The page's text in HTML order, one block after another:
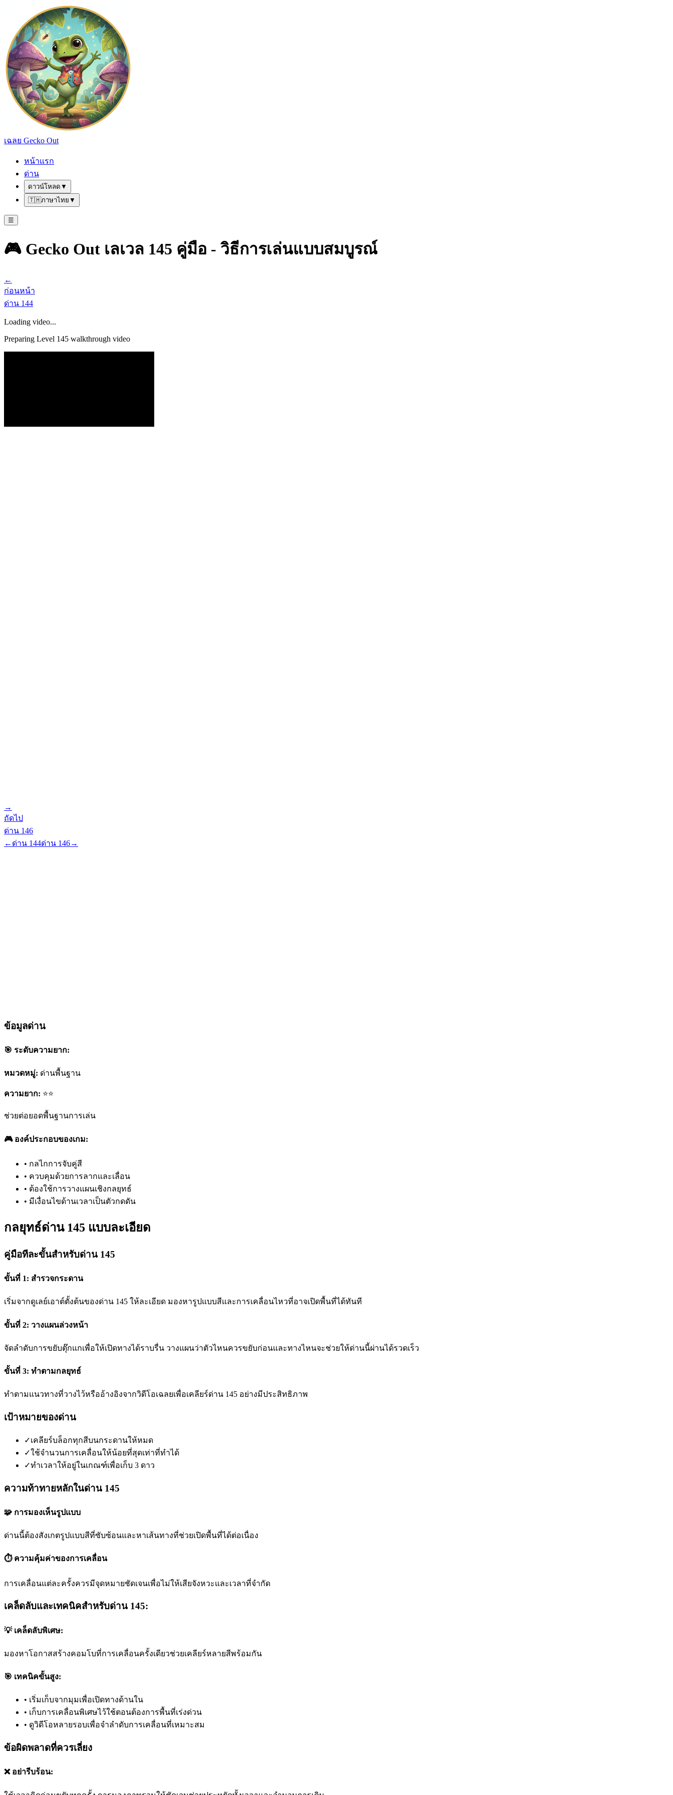
เฉลย Gecko Out
หน้าแรก
ด่าน
ดาวน์โหลด ▼
🇹🇭ภาษาไทย ▼
☰
🎮 Gecko Out เลเวล 145 คู่มือ - วิธีการเล่นแบบสมบูรณ์
←
ก่อนหน้า
ด่าน 144
Loading video...
Preparing Level 145 walkthrough video
→
ถัดไป
ด่าน 146
← ด่าน 144ด่าน 146→
ข้อมูลด่าน
🎯 ระดับความยาก:
หมวดหมู่: ด่านพื้นฐาน
ความยาก: ⭐⭐
ช่วยต่อยอดพื้นฐานการเล่น
🎮 องค์ประกอบของเกม:
• กลไกการจับคู่สี
• ควบคุมด้วยการลากและเลื่อน
• ต้องใช้การวางแผนเชิงกลยุทธ์
• มีเงื่อนไขด้านเวลาเป็นตัวกดดัน
กลยุทธ์ด่าน 145 แบบละเอียด
คู่มือทีละขั้นสำหรับด่าน 145
ขั้นที่ 1: สำรวจกระดาน
เริ่มจากดูเลย์เอาต์ตั้งต้นของด่าน 145 ให้ละเอียด มองหารูปแบบสีและการเคลื่อนไหวที่อาจเปิดพื้นที่ได้ทันที
ขั้นที่ 2: วางแผนล่วงหน้า
จัดลำดับการขยับตุ๊กแกเพื่อให้เปิดทางได้ราบรื่น วางแผนว่าตัวไหนควรขยับก่อนและทางไหนจะช่วยให้ด่านนี้ผ่านได้รวดเร็ว
ขั้นที่ 3: ทำตามกลยุทธ์
ทำตามแนวทางที่วางไว้หรืออ้างอิงจากวิดีโอเฉลยเพื่อเคลียร์ด่าน 145 อย่างมีประสิทธิภาพ
เป้าหมายของด่าน
✓เคลียร์บล็อกทุกสีบนกระดานให้หมด
✓ใช้จำนวนการเคลื่อนให้น้อยที่สุดเท่าที่ทำได้
✓ทำเวลาให้อยู่ในเกณฑ์เพื่อเก็บ 3 ดาว
ความท้าทายหลักในด่าน 145
🧩 การมองเห็นรูปแบบ
ด่านนี้ต้องสังเกตรูปแบบสีที่ซับซ้อนและหาเส้นทางที่ช่วยเปิดพื้นที่ได้ต่อเนื่อง
⏱️ ความคุ้มค่าของการเคลื่อน
การเคลื่อนแต่ละครั้งควรมีจุดหมายชัดเจนเพื่อไม่ให้เสียจังหวะและเวลาที่จำกัด
เคล็ดลับและเทคนิคสำหรับด่าน 145:
💡 เคล็ดลับพิเศษ:
มองหาโอกาสสร้างคอมโบที่การเคลื่อนครั้งเดียวช่วยเคลียร์หลายสีพร้อมกัน
🎯 เทคนิคขั้นสูง:
• เริ่มเก็บจากมุมเพื่อเปิดทางด้านใน
• เก็บการเคลื่อนพิเศษไว้ใช้ตอนต้องการพื้นที่เร่งด่วน
• ดูวิดีโอหลายรอบเพื่อจำลำดับการเคลื่อนที่เหมาะสม
ข้อผิดพลาดที่ควรเลี่ยง
❌ อย่ารีบร้อน: